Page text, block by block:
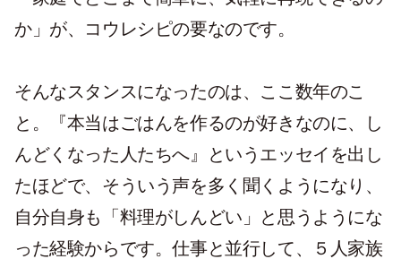
か」が、コウレシピの要なのです。
そんなスタンスになったのは、ここ数年のこ
と。『本当はごはんを作るのが好きなのに、し
んどくなった人たちへ』というエッセイを出し
たほどで、そういう声を多く聞くようになり、
自分自身も「料理がしんどい」と思うようにな
った経験からです。仕事と並行して、５人家族